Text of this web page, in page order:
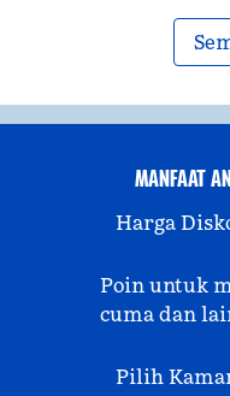
MANFAAT
Harga
Poin untuk
cuma dan
Pilih